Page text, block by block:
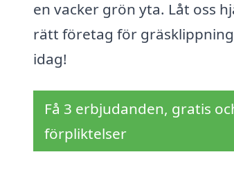
en vacker grön yta. Låt oss
rätt företag för
idag!
Få 3 erbjudanden, gratis
förpliktelser